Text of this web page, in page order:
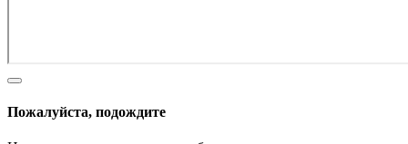
Пожалуйста, подождите